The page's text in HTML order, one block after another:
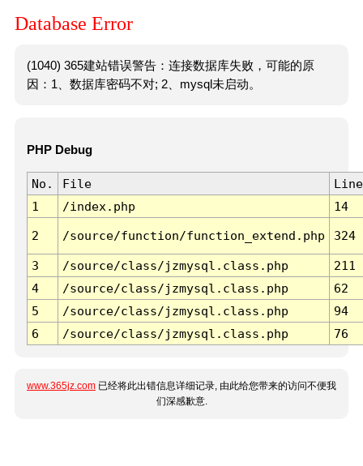
Database Error
(1040) 365建站错误警告：连接数据库失败，可能的原
因：1、数据库密码不对; 2、mysql未启动。
PHP Debug
No. File
Line
1
/index.php 14
2 /source/function/function_extend.php 324
3 /source/class/jzmysql.class.php
211
4
/source/class/jzmysql.class.php
62
5
/source/class/jzmysql.class.php
94
6
/source/class/jzmysql.class.php 76
www.365jz.com 已经将此出错信息详细记录, 由此给您带来的访问不便我
们深感歉意.